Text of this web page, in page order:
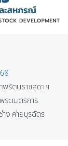
พรัตนราชสุดา ฯ
ระเนตรการ
าง ค่ายบุรฉัตร